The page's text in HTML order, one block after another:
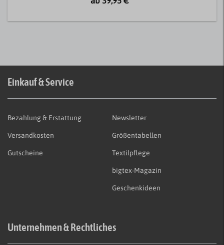
Einkauf & Service
Bezahlung & Erstattung
Versandkosten
Gutscheine
Newsletter
Größentabellen
Textilpflege
bigtex-Magazin
Geschenkideen
Unternehmen & Rechtliches